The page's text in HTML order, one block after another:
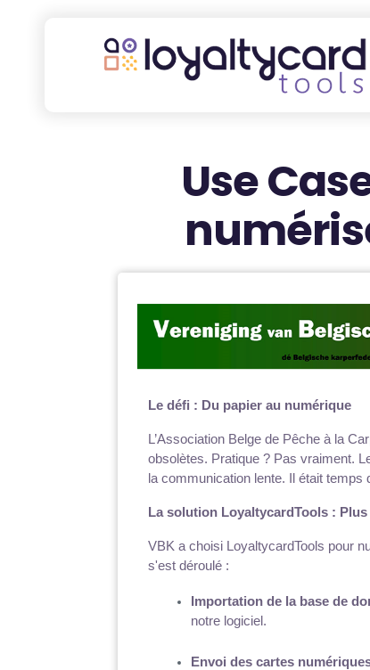
Use
Le défi : Du papier au numérique
L’Association Belge de Pêche à la
obsolètes. Pratique ? Pas vraiment.
la communication lente. Il était temps
La solution LoyaltycardTools :
VBK a choisi LoyaltycardTools pour
s'est déroulé :
Importation de la base de
notre logiciel.
Envoi des cartes